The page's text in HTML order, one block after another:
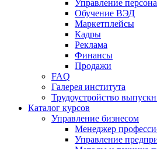
Управление
Обучение ВЭД
Маркетплейсы
Кадры
Реклама
Финансы
Продажи
FAQ
Галерея института
Трудоустройство
Каталог курсов
Управление бизнесом
Менеджер
Управление